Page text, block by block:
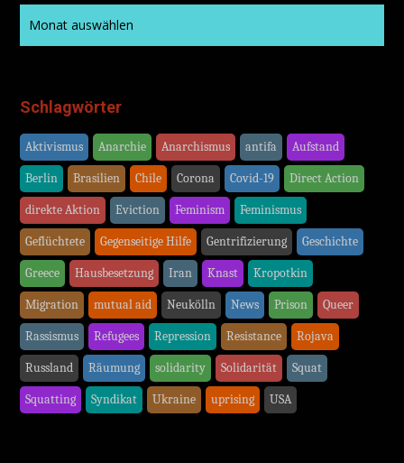
Schlagwörter
Aktivismus Anarchie Anarchismus antifa Aufstand
Berlin Brasilien Chile Corona Covid-19 Direct Action
direkte Aktion Eviction Feminism Feminismus
Geflüchtete Gegenseitige Hilfe Gentrifizierung Geschichte
Greece Hausbesetzung Iran Knast Kropotkin
Migration mutual aid Neukölln News Prison Queer
Rassismus Refugees Repression Resistance Rojava
Russland Räumung solidarity Solidarität Squat
Squatting Syndikat Ukraine uprising USA